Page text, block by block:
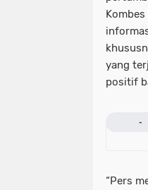
yang
positif
-
“Pers